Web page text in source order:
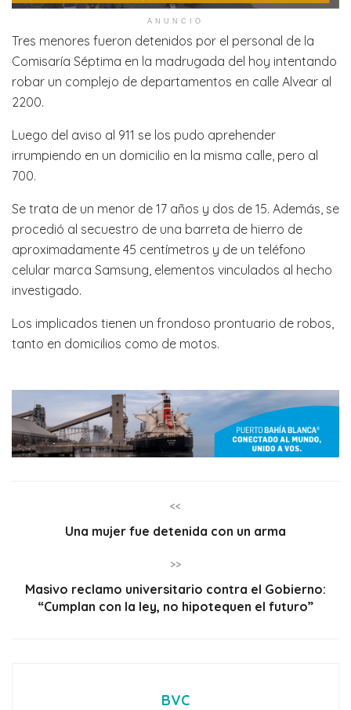
ANUNCIO
Tres menores fueron detenidos por el personal de la
Comisaría Séptima en la madrugada del hoy intentando
robar un complejo de departamentos en calle Alvear al
2200.
Luego del aviso al 911 se los pudo aprehender
irrumpiendo en un domicilio en la misma calle, pero al
700.
Se trata de un menor de 17 años y dos de 15. Además, se
procedió al secuestro de una barreta de hierro de
aproximadamente 45 centímetros y de un teléfono
celular marca Samsung, elementos vinculados al hecho
investigado.
Los implicados tienen un frondoso prontuario de robos,
tanto en domicilios como de motos.
<<
Una mujer fue detenida con un arma
>>
Masivo reclamo universitario contra el Gobierno:
“Cumplan con la ley, no hipotequen el futuro”
BVC